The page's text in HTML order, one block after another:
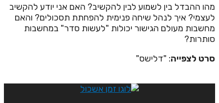
ההבדל בין לשמוע לבין להקשיב? האם אני יודע להקשיב
איך לנהל שיחה פנימית להפחתת תסכולים? והאם
מעולם הגישור יכולות "לעשות סדר" במחשבות
לצפייה: "דלישס"